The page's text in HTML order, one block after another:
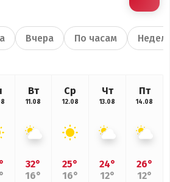
Вчера По часам
Вт
11.08
32°
16°
Ср
12.08
25°
16°
Чт
13.08
24°
12°
Пт
14.08
26°
12°